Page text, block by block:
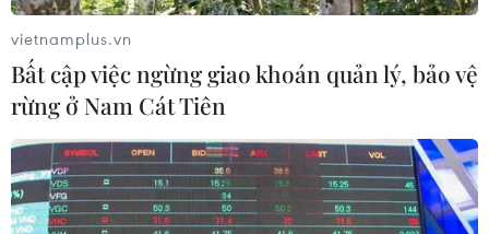
vietnamplus.vn
Bất cập việc ngừng giao khoán quản lý, bảo vệ
rừng ở Nam Cát Tiên